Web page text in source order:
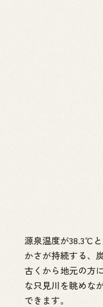
源泉温度が38.3℃
かさが持続する、
古くから地元の方
な只見川を眺めな
できます。